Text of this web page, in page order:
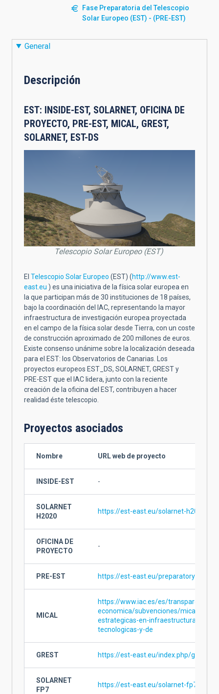
Fase Preparatoria del Telescopio
Solar Europeo (EST) - (PRE-EST)
General
Descripción
EST: INSIDE-EST, SOLARNET, OFICINA DE
PROYECTO, PRE-EST, MICAL, GREST,
SOLARNET, EST-DS
Telescopio Solar Europeo (EST)
El Telescopio Solar Europeo (EST) (http://www.est-
east.eu ) es una iniciativa de la física solar europea en
la que participan más de 30 instituciones de 18 países,
bajo la coordinación del IAC, representando la mayor
infraestructura de investigación europea proyectada
en el campo de la física solar desde Tierra, con un coste
de construcción aproximado de 200 millones de euros.
Existe consenso unánime sobre la localización deseada
para el EST: los Observatorios de Canarias. Los
proyectos europeos EST_DS, SOLARNET, GREST y
PRE-EST que el IAC lidera, junto con la reciente
creación de la oficina del EST, contribuyen a hacer
realidad éste telescopio.
Proyectos asociados
Nombre URL web de proyecto
INSIDE-EST -
SOLARNET
H2020
https://est-east.eu/solarnet-h2020
OFICINA DE
PROYECTO
-
PRE-EST https://est-east.eu/preparatory-phase
MICAL
https://www.iac.es/es/transparencia/
economica/subvenciones/mical-
estrategicas-en-infraestructuras-
tecnologicas-y-de
GREST https://est-east.eu/index.php/grest
SOLARNET
FP7
https://est-east.eu/solarnet-fp7